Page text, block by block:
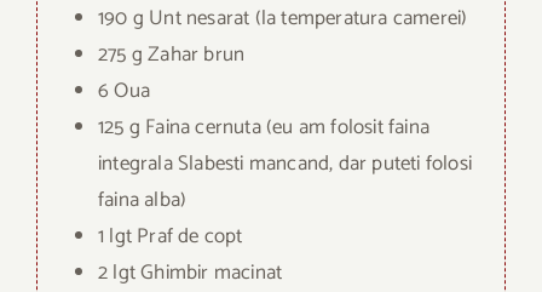
190 g Unt nesarat (la temperatura camerei)
275 g Zahar brun
6 Oua
125 g Faina cernuta (eu am folosit faina
integrala Slabesti mancand, dar puteti folosi
faina alba)
1 lgt Praf de copt
2 lgt Ghimbir macinat